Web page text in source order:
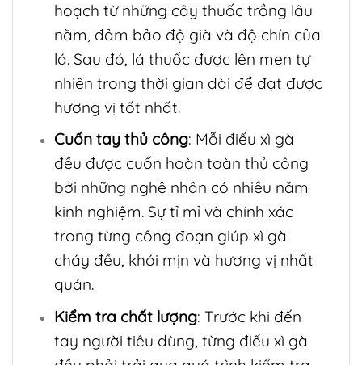
hoạch từ những cây thuốc trồng lâu
năm, đảm bảo độ già và độ chín của
lá. Sau đó, lá thuốc được lên men tự
nhiên trong thời gian dài để đạt được
hương vị tốt nhất.
Cuốn tay thủ công: Mỗi điếu xì gà
đều được cuốn hoàn toàn thủ công
bởi những nghệ nhân có nhiều năm
kinh nghiệm. Sự tỉ mỉ và chính xác
trong từng công đoạn giúp xì gà
cháy đều, khói mịn và hương vị nhất
quán.
Kiểm tra chất lượng: Trước khi đến
tay người tiêu dùng, từng điếu xì gà